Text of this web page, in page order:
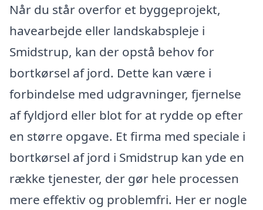
Når du står overfor et byggeprojekt,
havearbejde eller landskabspleje i
Smidstrup, kan der opstå behov for
bortkørsel af jord. Dette kan være i
forbindelse med udgravninger, fjernelse
af fyldjord eller blot for at rydde op efter
en større opgave. Et firma med speciale i
bortkørsel af jord i Smidstrup kan yde en
række tjenester, der gør hele processen
mere effektiv og problemfri. Her er nogle